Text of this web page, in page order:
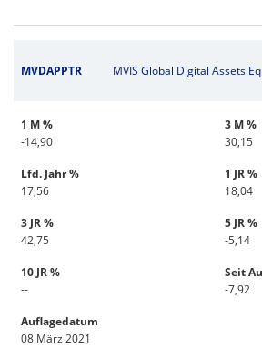
MVDAPPTR MVIS Global Digital Assets
1 M %
-14,90
3 M %
30,15
Lfd. Jahr %
17,56
1 JR %
18,04
3 JR %
42,75
5 JR %
-5,14
10 JR %
--
Seit
-7,92
Auflagedatum
08 März 2021